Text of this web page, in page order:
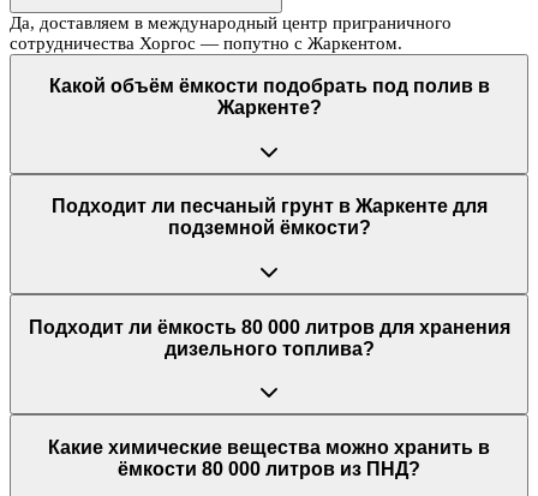
Да, доставляем в международный центр приграничного
сотрудничества Хоргос — попутно с Жаркентом.
Какой объём ёмкости подобрать под полив в
Жаркенте?
Подходит ли песчаный грунт в Жаркенте для
подземной ёмкости?
Подходит ли ёмкость 80 000 литров для хранения
дизельного топлива?
Какие химические вещества можно хранить в
ёмкости 80 000 литров из ПНД?